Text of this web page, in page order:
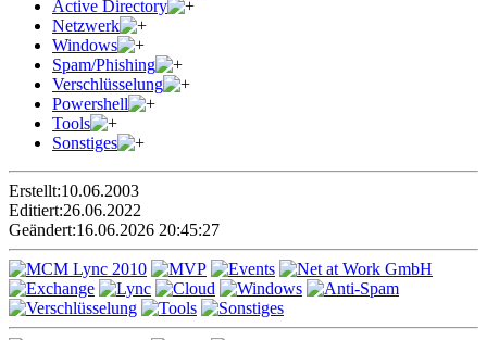
Active Directory
Netzwerk
Windows
Spam/Phishing
Verschlüsselung
Powershell
Tools
Sonstiges
Erstellt:10.06.2003
Editiert:26.06.2022
Geändert:16.06.2026 20:45:27